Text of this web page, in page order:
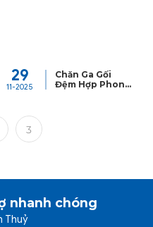
29
11-2025
Chăn Ga Gối
Đệm Hợp Phong
3
nhanh chóng
Thuỷ